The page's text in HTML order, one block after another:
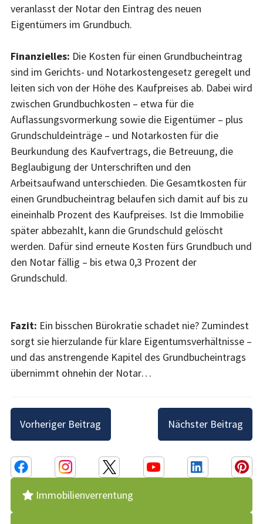
veranlasst der Notar den Eintrag des neuen
Eigentümers im Grundbuch.
Finanzielles: Die Kosten für einen Grundbucheintrag
sind im Gerichts- und Notarkostengesetz geregelt und
leiten sich von der Höhe des Kaufpreises ab. Dabei wird
zwischen Grundbuchkosten – etwa für die
Auflassungsvormerkung sowie die Eigentümer – plus
Grundschuldeinträge – und Notarkosten für die
Beurkundung des Kaufvertrags, die Betreuung, die
Beglaubigung der Unterschriften und den
Arbeitsaufwand unterschieden. Die Gesamtkosten für
einen Grundbucheintrag belaufen sich damit auf bis zu
eineinhalb Prozent des Kaufpreises. Ist die Immobilie
später abbezahlt, kann die Grundschuld gelöscht
werden. Dafür sind erneute Kosten fürs Grundbuch und
den Notar fällig – bis etwa 0,3 Prozent der
Grundschuld.
Fazit: Ein bisschen Bürokratie schadet nie? Zumindest
sorgt sie hierzulande für klare Eigentumsverhältnisse –
und das anstrengende Kapitel des Grundbucheintrags
übernimmt ohnehin der Notar…
Beitragsnavigation
Vorheriger Beitrag Nächster Beitrag
Immobilienverrentung